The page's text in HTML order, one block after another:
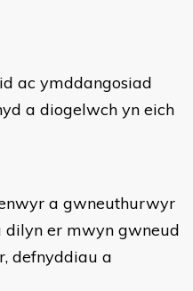
ac ymddangosiad
a diogelwch yn eich
a gwneuthurwyr
dilyn er mwyn gwneud
defnyddiau a